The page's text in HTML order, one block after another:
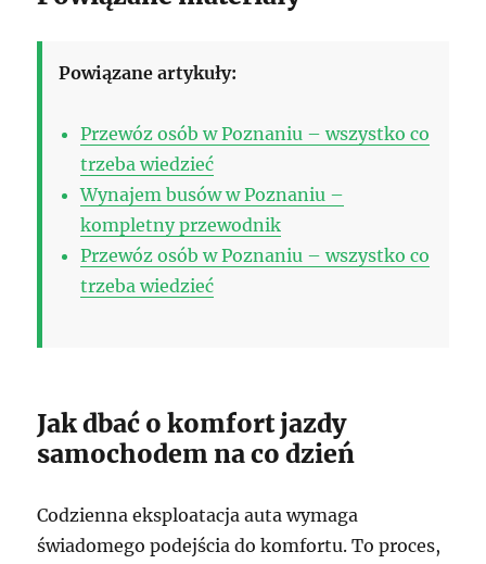
Powiązane artykuły:
Przewóz osób w Poznaniu – wszystko co
trzeba wiedzieć
Wynajem busów w Poznaniu –
kompletny przewodnik
Przewóz osób w Poznaniu – wszystko co
trzeba wiedzieć
Jak dbać o komfort jazdy
samochodem na co dzień
Codzienna eksploatacja auta wymaga
świadomego podejścia do komfortu. To proces,